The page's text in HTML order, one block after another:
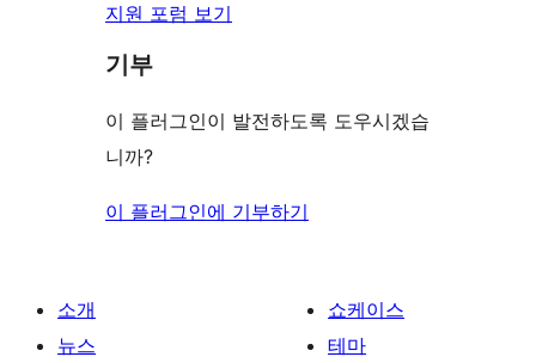
지원 포럼 보기
기부
이 플러그인이 발전하도록 도우시겠습
니까?
이 플러그인에 기부하기
소개
뉴스
쇼케이스
테마